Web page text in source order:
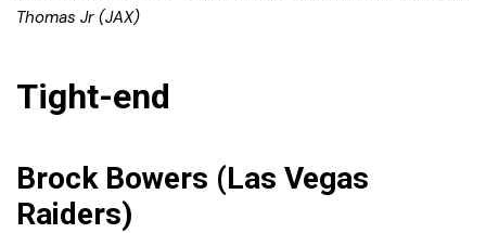
Thomas Jr (JAX)
Tight-end
Brock Bowers (Las Vegas
Raiders)